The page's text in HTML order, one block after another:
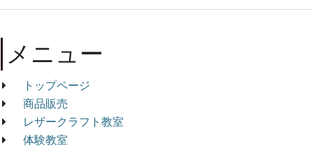
メニュー
トップページ
商品販売
レザークラフト教室
体験教室